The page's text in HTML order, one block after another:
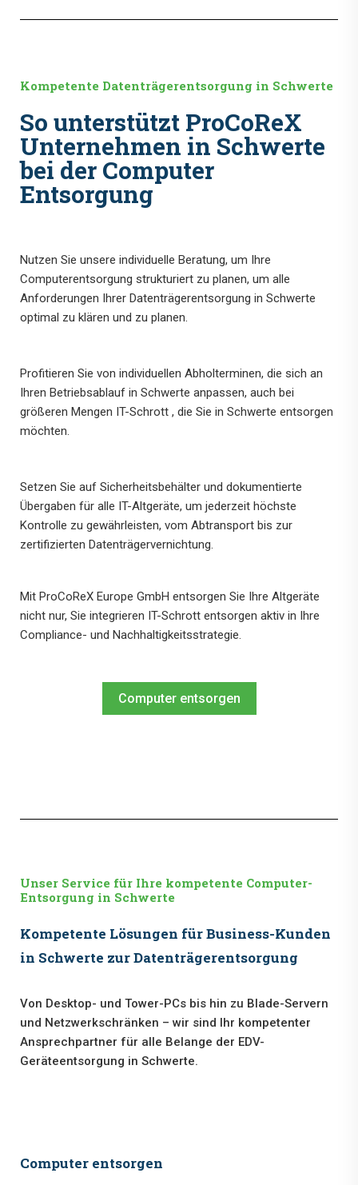
Kompetente Datenträgerentsorgung in Schwerte
So unterstützt ProCoReX
Unternehmen in Schwerte
bei der Computer
Entsorgung
Nutzen Sie unsere individuelle Beratung, um Ihre
Computerentsorgung strukturiert zu planen, um alle
Anforderungen Ihrer Datenträgerentsorgung in Schwerte
optimal zu klären und zu planen.
Profitieren Sie von individuellen Abholterminen, die sich an
Ihren Betriebsablauf in Schwerte anpassen, auch bei
größeren Mengen IT-Schrott , die Sie in Schwerte entsorgen
möchten.
Setzen Sie auf Sicherheitsbehälter und dokumentierte
Übergaben für alle IT-Altgeräte, um jederzeit höchste
Kontrolle zu gewährleisten, vom Abtransport bis zur
zertifizierten Datenträgervernichtung.
Mit ProCoReX Europe GmbH entsorgen Sie Ihre Altgeräte
nicht nur, Sie integrieren IT-Schrott entsorgen aktiv in Ihre
Compliance- und Nachhaltigkeitsstrategie.
Computer entsorgen
Unser Service für Ihre kompetente Computer-
Entsorgung in Schwerte
Kompetente Lösungen für Business-Kunden
in Schwerte zur Datenträgerentsorgung
Von Desktop- und Tower-PCs bis hin zu Blade-Servern
und Netzwerkschränken – wir sind Ihr kompetenter
Ansprechpartner für alle Belange der EDV-
Geräteentsorgung in Schwerte.
Computer entsorgen